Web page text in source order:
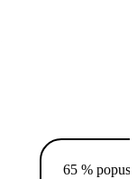
65 %